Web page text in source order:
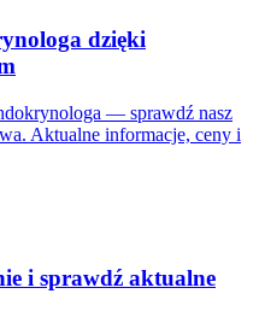
dzięki
— sprawdź nasz
Aktualne informacje, ceny i
i sprawdź aktualne